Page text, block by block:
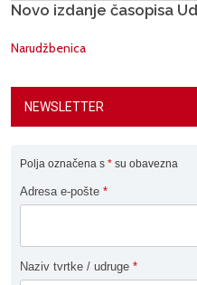
Novo izdanje časopisa
Narudžbenica
NEWSLETTER
Polja označena s * su obavezna
Adresa e-pošte *
Naziv tvrtke / udruge *